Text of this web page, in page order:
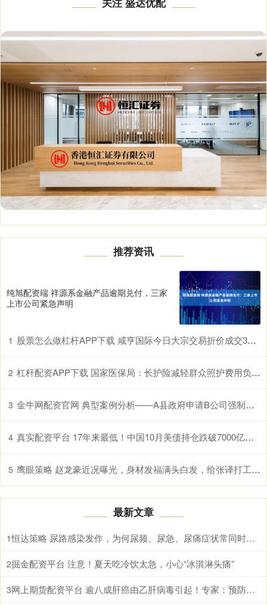
推荐资讯
纯旭配资端 祥源系金融产品逾期兑付，三家
上市公司紧急声明
1 股票怎么做杠杆APP下载 咸亨国际今日大宗交易折价成交359.4万股，成交额5337.12万元
2 杠杆配资APP下载 国家医保局：长护险减轻群众照护费用负担超千亿元
3 金牛网配资官网 典型案例分析——A县政府申请B公司强制清算案
4 真实配资平台 17年来最低！中国10月美债持仓跌破7000亿美元大关
5 鹰眼策略 赵龙豪近况曝光，身材发福满头白发，给张译打工，早已获得新身份
最新文章
1 恒达策略 尿路感染发作，为何尿频、尿急、尿痛症状常同时出现
2掘金配资平台 注意！夏天吃冷饮太急，小心“冰淇淋头痛”
3 网上期货配资平台 逾八成肝癌由乙肝病毒引起！专家：预防乙肝病毒感染，接种疫苗最有效